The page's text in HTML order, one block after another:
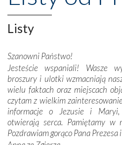
niepodległość kraju. Zachwyt
misterna architektura tych
wspaniałe zdobienia,
budowniczych.
Podążyliśmy też śladami
dos Santos oraz świętych
Modliliśmy się przy ich
Krzyżową w ich rodzinnych
domy, w których żyli.
Listy
Szanowni Państwo!
Jesteście wspaniali! Wasze
broszury i ulotki wzmacniają
wielu faktach oraz miejscach
czytam z wielkim
informacje o Jezusie i
otwierają serca. Pamiętamy w
Pozdrawiam gorąco Pana Prezesa